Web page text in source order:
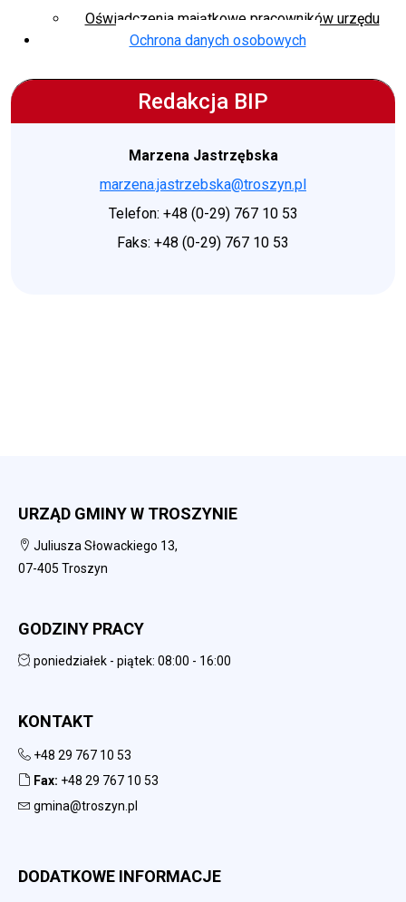
Oświadczenia majątkowe pracowników urzędu
Ochrona danych osobowych
Redakcja BIP
Marzena Jastrzębska
marzena.jastrzebska@troszyn.pl
Telefon: +48 (0-29) 767 10 53
Faks: +48 (0-29) 767 10 53
URZĄD GMINY W TROSZYNIE
Juliusza Słowackiego 13,
07-405 Troszyn
GODZINY PRACY
poniedziałek - piątek: 08:00 - 16:00
KONTAKT
+48 29 767 10 53
Fax: +48 29 767 10 53
gmina@troszyn.pl
DODATKOWE INFORMACJE